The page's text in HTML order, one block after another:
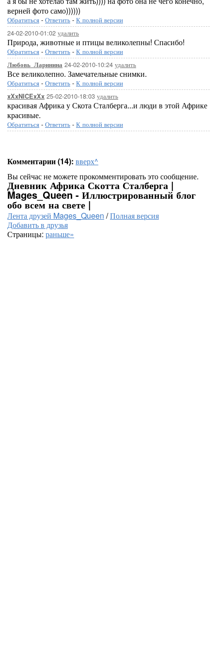
верней фото само))))))
Обратиться - Ответить - К полной версии
24-02-2010-01:02 удалить
Природа, животные и птицы великолепны! Спасибо!
Обратиться - Ответить - К полной версии
Любовь_Ларинина 24-02-2010-10:24 удалить
Все великолепно. Замечательные снимки.
Обратиться - Ответить - К полной версии
xXxNICExXx 25-02-2010-18:03 удалить
красивая Африка у Скота Сталберга...и люди в этой Африке
красивые.
Обратиться - Ответить - К полной версии
Комментарии (14): вверх^
Вы сейчас не можете прокомментировать это сообщение.
Дневник Африка Скотта Сталберга |
Mages_Queen - Иллюстрированный блог
обо всем на свете |
Лента друзей Mages_Queen /Полная версия
Добавить в друзья
Страницы: раньше»